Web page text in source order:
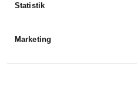
Statistik
Marketing